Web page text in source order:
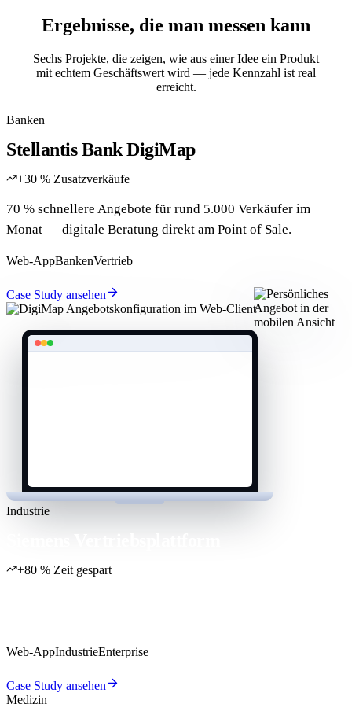
Ergebnisse, die man messen kann
Sechs Projekte, die zeigen, wie aus einer Idee ein Produkt
mit echtem Geschäftswert wird — jede Kennzahl ist real
erreicht.
Banken
Stellantis Bank DigiMap
+30 % Zusatzverkäufe
70 % schnellere Angebote für rund 5.000 Verkäufer im
Monat — digitale Beratung direkt am Point of Sale.
Web-AppBankenVertrieb
Case Study ansehen
Industrie
+80 % Zeit gespart
Web-AppIndustrieEnterprise
Case Study ansehen
Medizin